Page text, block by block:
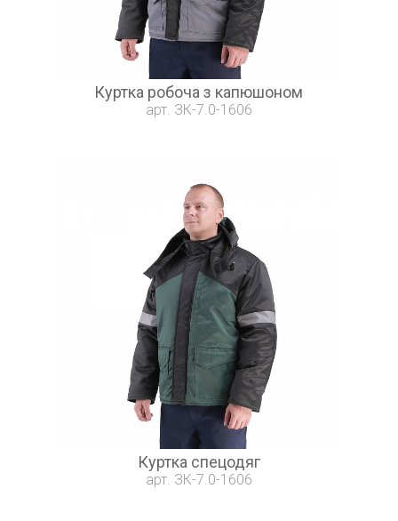
Куртка робоча з капюшоном
арт. ЗК-7.0-1606
Куртка спецодяг
арт. ЗК-7.0-1606